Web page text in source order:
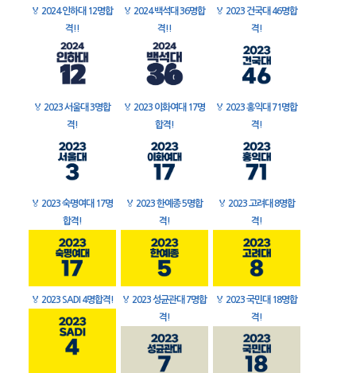
🏅 2024 인하대 12명합
격!!
🏅 2024 백석대 36명합
격!!
🏅 2023 건국대 46명합
격!
🏅 2023 서울대 3명합
격!
🏅 2023 이화여대 17명
합격!
🏅 2023 홍익대 71명합
격!
🏅 2023 숙명여대 17명
합격!
🏅 2023 한예종 5명합
격!
🏅 2023 고려대 8명합
격!
🏅 2023 SADI 4명합격! 🏅 2023 성균관대 7명합
격!
🏅 2023 국민대 18명합
격!